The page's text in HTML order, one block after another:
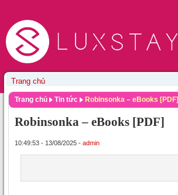
Trang chủ Tin tức Robinsonka – eBooks [PDF]
Robinsonka – eBooks [PDF]
10:49:53 - 13/08/2025 - admin